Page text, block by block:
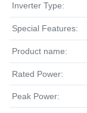
Inverter Type:
Special Features:
Product name:
Rated Power:
Peak Power: